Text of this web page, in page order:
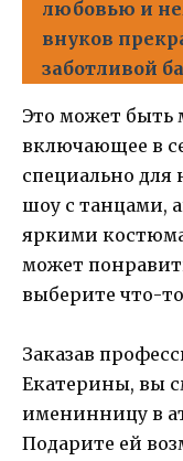
любовью и
внуков
заботливой
Это может быть
включающее в
специально для
шоу с танцами,
яркими
может
выберите что-
Заказав
Екатерины, вы
именинницу в
Подарите ей